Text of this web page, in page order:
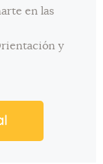
en las
y